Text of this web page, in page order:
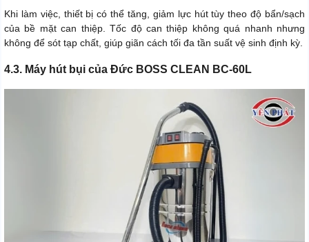
Khi làm việc, thiết bị có thể tăng, giảm lực hút tùy theo độ bẩn/sạch
của bề mặt can thiệp. Tốc độ can thiệp không quá nhanh nhưng
không để sót tạp chất, giúp giãn cách tối đa tần suất vệ sinh định kỳ.
4.3. Máy hút bụi của Đức BOSS CLEAN BC-60L